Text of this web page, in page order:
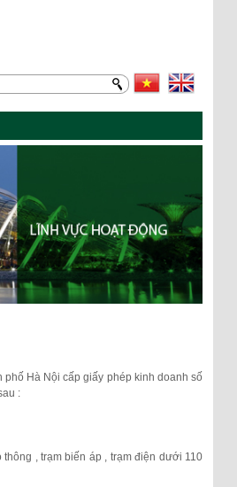
Hà Nội cấp giấy phép kinh doanh số
:
, trạm biến áp , trạm điện dưới 110